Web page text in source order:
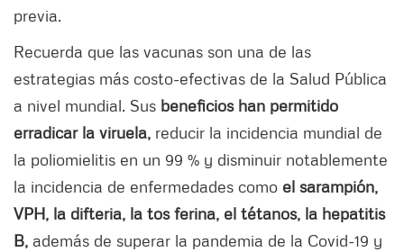
previa.
Recuerda que las vacunas son una de las
estrategias más costo-efectivas de la Salud Pública
a nivel mundial. Sus beneficios han permitido
erradicar la viruela, reducir la incidencia mundial de
la poliomielitis en un 99 % y disminuir notablemente
la incidencia de enfermedades como el sarampión,
VPH, la difteria, la tos ferina, el tétanos, la hepatitis
B, además de superar la pandemia de la Covid-19 y